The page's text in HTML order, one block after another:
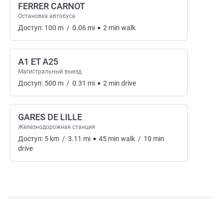
FERRER CARNOT
Остановка автобуса
Доступ: 100 m / 0.06 mi 2 min walk
A1 ET A25
Магистральный выезд
Доступ: 500 m / 0.31 mi 2 min drive
GARES DE LILLE
Железнодорожная станция
Доступ: 5 km / 3.11 mi 45 min walk / 10 min
drive